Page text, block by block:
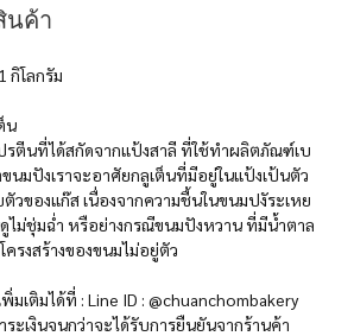
นค้า
กิโลกรัม
น
ตีนที่ได้สกัดจากแป้งสาลี ที่ใช้ทำผลิตภัณฑ์เบ
ขนมปังเราจะอาศัยกลูเต็นที่มีอยู่ในแป้งเป้นตัว
ตัวของแก๊ส เนื่องจากความชื้นในขนมปงัระเหย
ไม่ชุ่มฉ่ำ หรือย่างกรณีขนมปังหวาน ที่มีน้ำตาล
รงสร้างของขนมไม่อยู่ตัว
มเติมได้ที่ : Line ID : @chuanchombakery
ะเงินจนกว่าจะได้รับการยืนยันจากร้านค้า